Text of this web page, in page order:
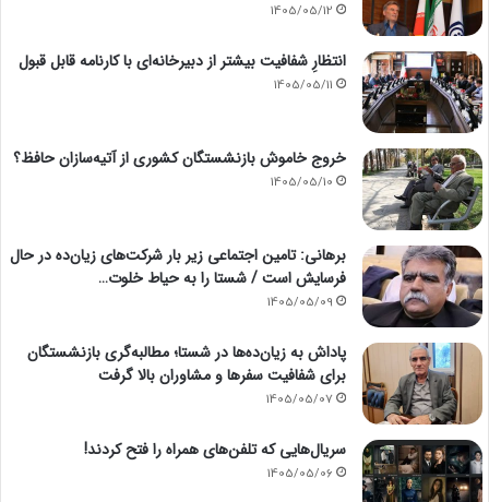
1405/05/12
انتظارِ شفافیت بیشتر از دبیرخانه‌ای با کارنامه قابل قبول
1405/05/11
خروج خاموش بازنشستگان کشوری از آتیه‌سازان حافظ؟
1405/05/10
برهانی: تامین اجتماعی زیر بار شرکت‌های زیان‌ده در حال
فرسایش است / شستا را به حیاط خلوت…
1405/05/09
پاداش به زیان‌ده‌ها در شستا؛ مطالبه‌گری بازنشستگان
برای شفافیت سفرها و مشاوران بالا گرفت
1405/05/07
سریال‌هایی که تلفن‌های همراه را فتح کردند!
1405/05/06